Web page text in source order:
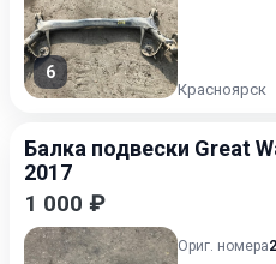
6
Красноярск
Балка подвески Great
2017
1 000 ₽
Ориг. номера